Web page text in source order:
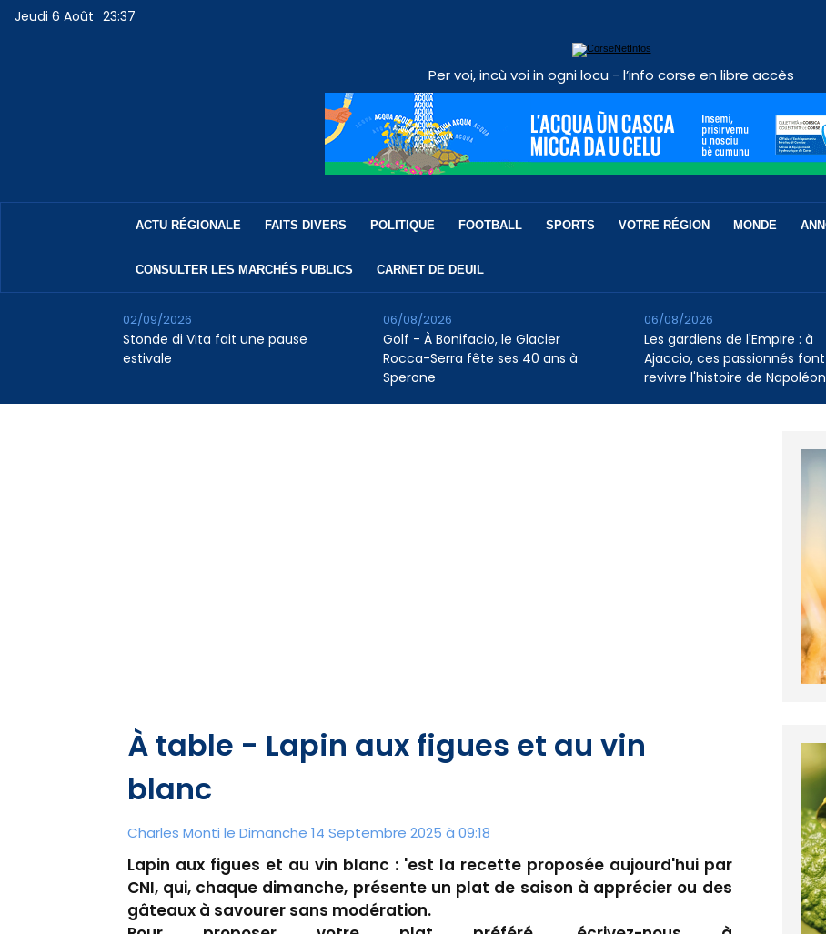
Jeudi 6 Août 23:37
Per voi, incù voi in ogni locu - l’info corse en libre accès
ACTU RÉGIONALE FAITS DIVERS POLITIQUE FOOTBALL SPORTS VOTRE RÉGION MONDE
CONSULTER LES MARCHÉS PUBLICS CARNET DE DEUIL
Stonde di Vita fait une pause
estivale
02/09/2026
Golf - À Bonifacio, le Glacier
Rocca-Serra fête ses 40 ans à
Sperone
06/08/2026
Les gardiens de l'Empire : à
Ajaccio, ces passionnés font
revivre l'histoire de Napoléon
06/08/2026
À table - Lapin aux figues et au vin
blanc
Charles Monti le Dimanche 14 Septembre 2025 à 09:18
Lapin aux figues et au vin blanc : 'est la recette proposée aujourd'hui par
CNI, qui, chaque dimanche, présente un plat de saison à apprécier ou des
gâteaux à savourer sans modération.